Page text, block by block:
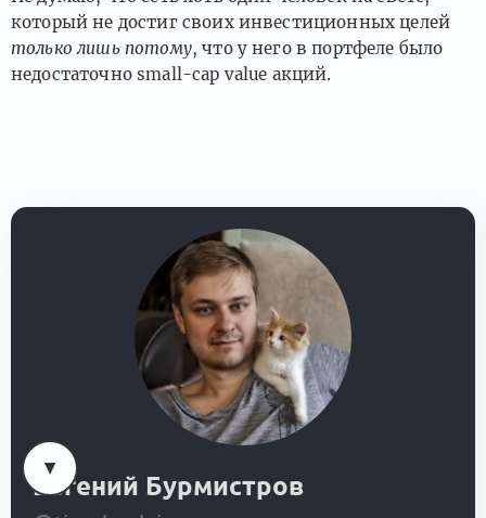
который не достиг своих инвестиционных целей
только лишь потому, что у него в портфеле было
недостаточно small-cap value акций.
Евгений Бурмистров